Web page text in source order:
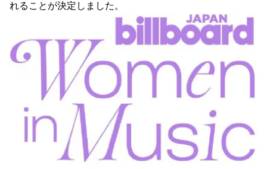
れることが決定しました。